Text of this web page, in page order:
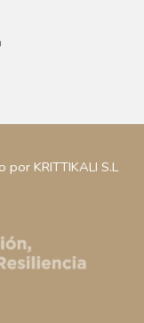
KRITTIKALI S.L